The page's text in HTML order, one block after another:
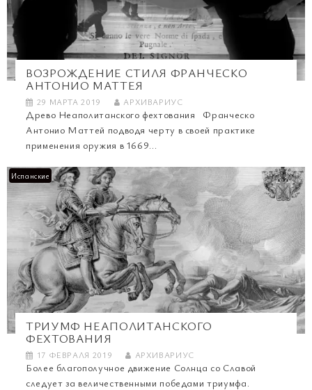
ВОЗРОЖДЕНИЕ СТИЛЯ ФРАНЧЕСКО
АНТОНИО МАТТЕЯ
29 МАРТА 2019 АРХИВАРИУС
Древо Неаполитанского фехтования Франческо
Антонио Маттей подводя черту в своей практике
применения оружия в 1669...
Испанские
ТРИУМФ НЕАПОЛИТАНСКОГО
ФЕХТОВАНИЯ
17 ФЕВРАЛЯ 2019 АРХИВАРИУС
Более благополучное движение Солнца со Славой
следует за величественными победами триумфа.